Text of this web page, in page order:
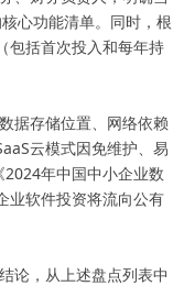
心功能清单。同时，根
包括首次投入和每年持
据存储位置、网络依赖
云模式因免维护、易
年中国中小企业数
业软件投资将流向公有
论，从上述盘点列表中